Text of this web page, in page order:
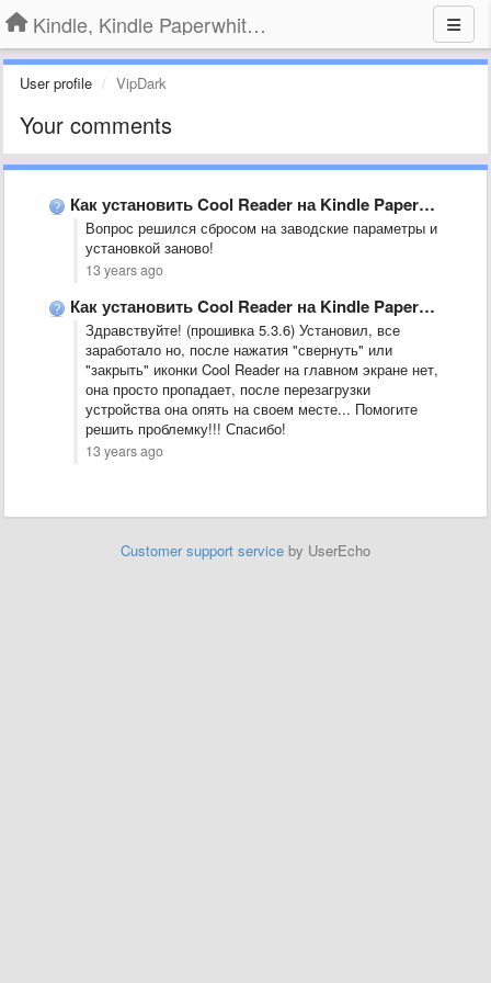
Kindle, Kindle Paperwhite, Kindle Voyage
User profile VipDark
Your comments
Как установить Cool Reader на Kindle Paperwhite?
Вопрос решился сбросом на заводские параметры и
установкой заново!
13 years ago
Как установить Cool Reader на Kindle Paperwhite?
Здравствуйте! (прошивка 5.3.6) Установил, все
заработало но, после нажатия "свернуть" или
"закрыть" иконки Cool Reader на главном экране нет,
она просто пропадает, после перезагрузки
устройства она опять на своем месте... Помогите
решить проблемку!!! Спасибо!
13 years ago
Customer support service by UserEcho